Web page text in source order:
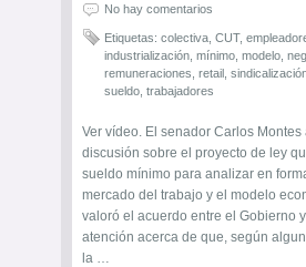
No hay comentarios
Etiquetas: colectiva CUT,
industrialización mínimo modelo
remuneraciones retail
sueldo trabajadores
Ver vídeo. El senador Carlos Montes
discusión sobre el proyecto de ley
sueldo mínimo para analizar en
mercado del trabajo y el modelo
valoró el acuerdo entre el Gobierno
atención acerca de que, según
la …